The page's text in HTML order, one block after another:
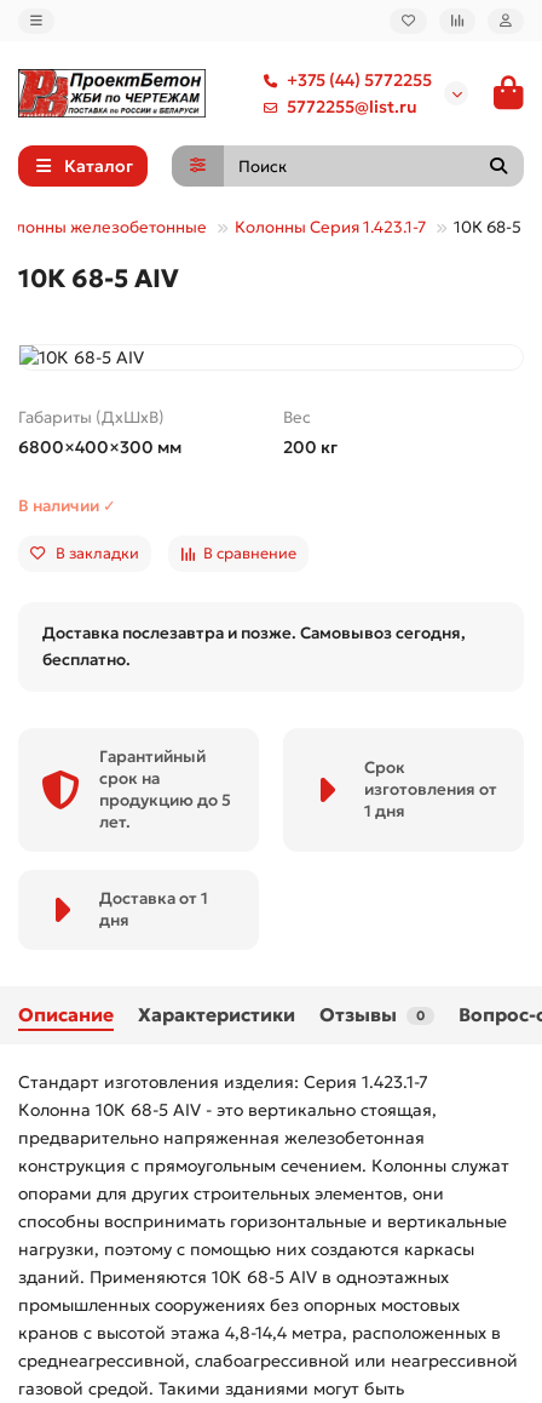
+375 (44) 5772255
5772255@list.ru
Каталог
железобетонные Колонны Серия 1.423.1-7 10К 68-5
10К 68-5 АIV
Габариты (ДхШхВ)
6800×400×300 мм
Вес
200 кг
В наличии ✓
В закладки В сравнение
Доставка послезавтра и позже. Самовывоз сегодня,
бесплатно.
Гарантийный
срок на
продукцию до 5
лет.
Срок
изготовления от
1 дня
Доставка от 1
дня
Описание Характеристики Отзывы 0 Вопрос-
Стандарт изготовления изделия: Серия 1.423.1-7
Колонна 10К 68-5 АIV - это вертикально стоящая,
предварительно напряженная железобетонная
конструкция с прямоугольным сечением. Колонны служат
опорами для других строительных элементов, они
способны воспринимать горизонтальные и вертикальные
нагрузки, поэтому с помощью них создаются каркасы
зданий. Применяются 10К 68-5 АIV в одноэтажных
промышленных сооружениях без опорных мостовых
кранов с высотой этажа 4,8-14,4 метра, расположенных в
среднеагрессивной, слабоагрессивной или неагрессивной
газовой средой. Такими зданиями могут быть